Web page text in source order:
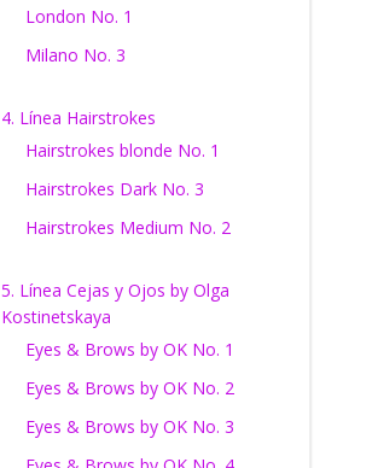
London No. 1
Milano No. 3
4. Línea Hairstrokes
Hairstrokes blonde No. 1
Hairstrokes Dark No. 3
Hairstrokes Medium No. 2
5. Línea Cejas y Ojos by Olga
Kostinetskaya
Eyes & Brows by OK No. 1
Eyes & Brows by OK No. 2
Eyes & Brows by OK No. 3